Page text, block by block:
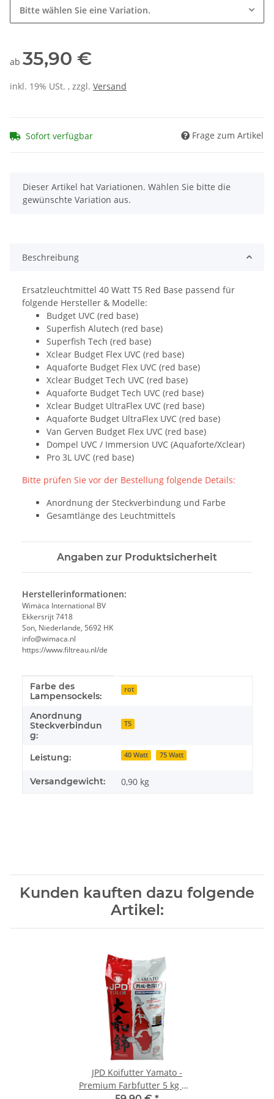
Bitte wählen Sie eine Variation.
ab 35,90 €
inkl. 19% USt. , zzgl. Versand
Sofort verfügbar Frage zum Artikel
x
Dieser Artikel hat Variationen. Wählen Sie bitte die
gewünschte Variation aus.
Beschreibung
Ersatzleuchtmittel 40 Watt T5 Red Base passend für
folgende Hersteller & Modelle:
Budget UVC (red base)
Superfish Alutech (red base)
Superfish Tech (red base)
Xclear Budget Flex UVC (red base)
Aquaforte Budget Flex UVC (red base)
Xclear Budget Tech UVC (red base)
Aquaforte Budget Tech UVC (red base)
Xclear Budget UltraFlex UVC (red base)
Aquaforte Budget UltraFlex UVC (red base)
Van Gerven Budget Flex UVC (red base)
Dompel UVC / Immersion UVC (Aquaforte/Xclear)
Pro 3L UVC (red base)
Bitte prüfen Sie vor der Bestellung folgende Details:
Anordnung der Steckverbindung und Farbe
Gesamtlänge des Leuchtmittels
Angaben zur Produktsicherheit
Herstellerinformationen:
Wimäca International BV
Ekkersrijt 7418
Son, Niederlande, 5692 HK
info@wimaca.nl
https://www.filtreau.nl/de
Produkteigenschaft
Wert
Farbe des
Lampensockels:
rot
Anordnung
Steckverbindun
g:
T5
Leistung: 40 Watt 75 Watt
Versandgewicht: 0,90 kg
Kunden kauften dazu folgende
Artikel:
JPD Koifutter Yamato -
Premium Farbfutter 5 kg M -